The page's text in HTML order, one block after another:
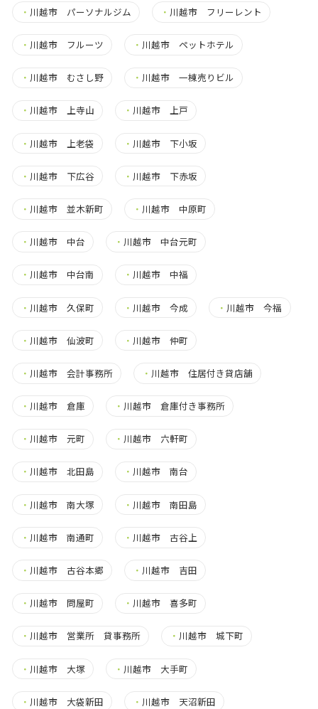
・ 川越市 パーソナルジム ・ 川越市 フリーレント
・ 川越市 フルーツ ・ 川越市 ペットホテル
・ 川越市 むさし野 ・ 川越市 一棟売りビル
・ 川越市 上寺山 ・ 川越市 上戸
・ 川越市 上老袋 ・ 川越市 下小坂
・ 川越市 下広谷 ・ 川越市 下赤坂
・ 川越市 並木新町 ・ 川越市 中原町
・ 川越市 中台 ・ 川越市 中台元町
・ 川越市 中台南 ・ 川越市 中福
・ 川越市 久保町 ・ 川越市 今成 ・ 川越市 今福
・ 川越市 仙波町 ・ 川越市 仲町
・ 川越市 会計事務所 ・ 川越市 住居付き貸店舗
・ 川越市 倉庫 ・ 川越市 倉庫付き事務所
・ 川越市 元町 ・ 川越市 六軒町
・ 川越市 北田島 ・ 川越市 南台
・ 川越市 南大塚 ・ 川越市 南田島
・ 川越市 南通町 ・ 川越市 古谷上
・ 川越市 古谷本郷 ・ 川越市 吉田
・ 川越市 問屋町 ・ 川越市 喜多町
・ 川越市 営業所 貸事務所 ・ 川越市 城下町
・ 川越市 大塚 ・ 川越市 大手町
・ 川越市 大袋新田 ・ 川越市 天沼新田